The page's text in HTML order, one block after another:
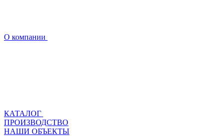
О компании
КАТАЛОГ
ПРОИЗВОДСТВО
НАШИ ОБЪЕКТЫ